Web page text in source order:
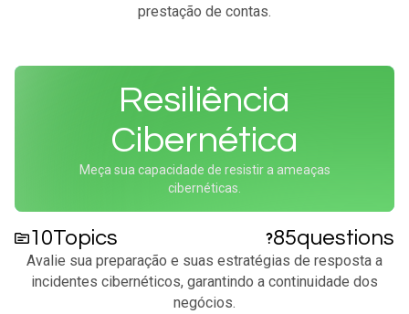
prestação de contas.​
Resiliência
Cibernética
Meça sua capacidade de resistir a ameaças
cibernéticas.
10Topics 85questions
Avalie sua preparação e suas estratégias de resposta a
incidentes cibernéticos, garantindo a continuidade dos
negócios.​